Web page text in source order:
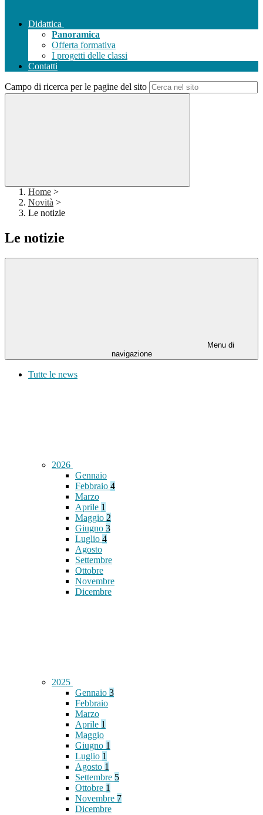
Didattica
Panoramica
Offerta formativa
I progetti delle classi
Contatti
Campo di ricerca per le pagine del sito
Home >
Novità >
Le notizie
Le notizie
Menu di
navigazione
Tutte le news
2026
Gennaio
Febbraio 4
Marzo
Aprile 1
Maggio 2
Giugno 3
Luglio 4
Agosto
Settembre
Ottobre
Novembre
Dicembre
2025
Gennaio 3
Febbraio
Marzo
Aprile 1
Maggio
Giugno 1
Luglio 1
Agosto 1
Settembre 5
Ottobre 1
Novembre 7
Dicembre